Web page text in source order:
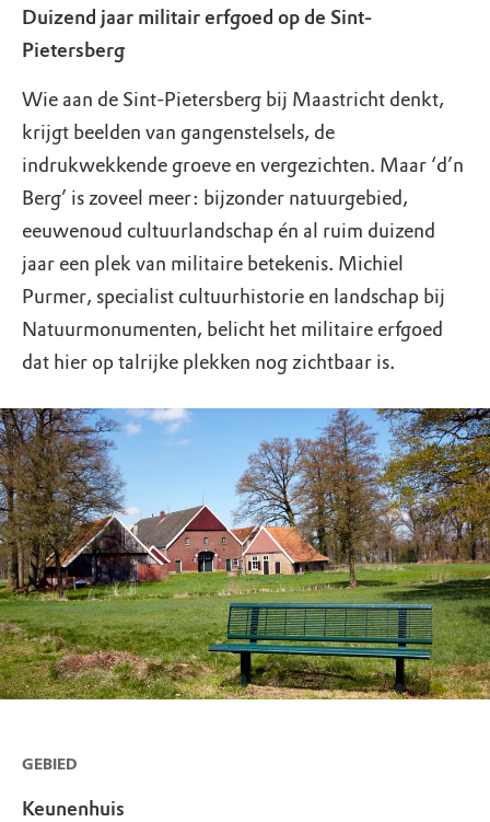
Duizend jaar militair erfgoed op de Sint-
Pietersberg
Wie aan de Sint-Pietersberg bij Maastricht denkt,
krijgt beelden van gangenstelsels, de
indrukwekkende groeve en vergezichten. Maar ‘d’n
Berg’ is zoveel meer: bijzonder natuurgebied,
eeuwenoud cultuurlandschap én al ruim duizend
jaar een plek van militaire betekenis. Michiel
Purmer, specialist cultuurhistorie en landschap bij
Natuurmonumenten, belicht het militaire erfgoed
dat hier op talrijke plekken nog zichtbaar is.
GEBIED
Keunenhuis